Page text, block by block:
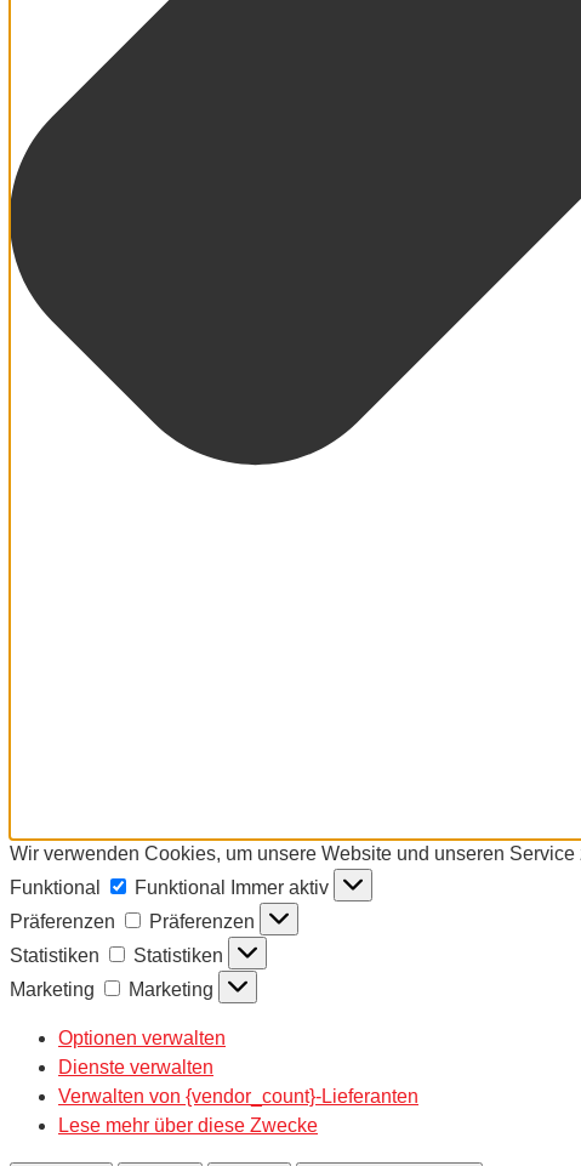
Wir verwenden Cookies, um unsere Website und unseren Service
Funktional
Funktional
Immer aktiv
Präferenzen
Präferenzen
Statistiken
Statistiken
Marketing
Marketing
Optionen verwalten
Dienste verwalten
Verwalten von {vendor_count}-Lieferanten
Lese mehr über diese Zwecke